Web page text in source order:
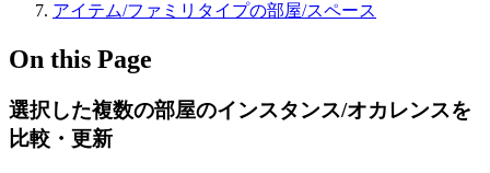
アイテム/ファミリタイプの部屋/スペース
On this Page
選択した複数の部屋のインスタンス/オカレンスを
比較・更新